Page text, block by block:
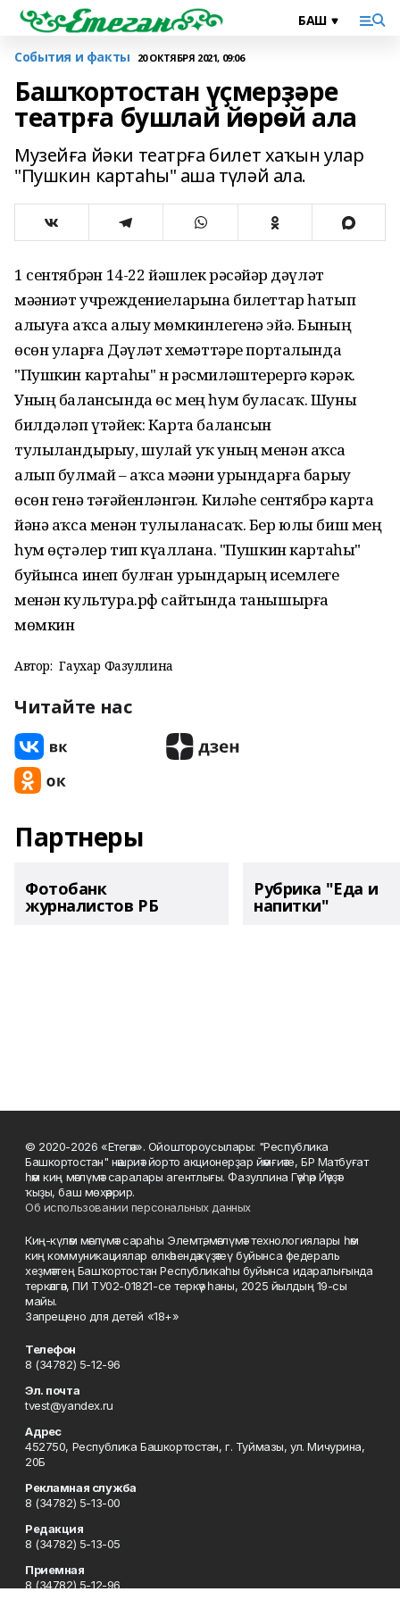
События и факты 20 ОКТЯБРЯ 2021, 09:06
Башҡортостан үҫмерҙәре
театрға бушлай йөрөй ала
Музейға йәки театрға билет хаҡын улар
"Пушкин картаһы" аша түләй ала.
1 сентябрҙән 14-22 йәшлек рәсәйҙәр дәүләт
мәҙәниәт учреждениеларына билеттар һатып
алыуға аҡса алыу мөмкинлегенә эйә. Бының
өсөн уларға Дәүләт хеҙмәттәре порталында
"Пушкин картаһы" н рәсмиләштерергә кәрәк.
Уның балансында өс мең һум буласаҡ. Шуны
билдәләп үтәйек: Карта балансын
тулыландырыу, шулай уҡ уның менән аҡса
алып булмай – аҡса мәҙәни урындарға барыу
өсөн генә тәғәйенләнгән. Киләһе сентябрҙә карта
йәнә аҡса менән тулыланасаҡ. Бер юлы биш мең
һум өҫтәлер тип күҙаллана. "Пушкин картаһы"
буйынса инеп булған урындарҙың исемлеге
менән культура.рф сайтында танышырға
мөмкин
Автор: Гаухар Фазуллина
Читайте нас
Партнеры
Фотобанк
журналистов РБ
Рубрика "Еда и
напитки"
© 2020-2026 «Етегән». Ойоштороусылары: "Республика
Башкортостан" нәшриәт йорто акционерҙар йәмғиәте, БР Матбуғат
һәм киң мәғлүмәт саралары агентлығы. Фазуллина Гәүһәр Йәүҙәт
ҡыҙы, баш мөхәррир.
Об использовании персональных данных
Киң-күләм мәғлүмәт сараһы Элемтә, мәғлүмәт технологиялары һәм
киң коммуникациялар өлкәһендә күҙәтеү буйынса федераль
хеҙмәттең Башҡортостан Республикаһы буйынса идаралығында
теркәлгән, ПИ ТУ02-01821-се теркәү һаны, 2025 йылдың 19-сы
майы.
Запрещено для детей «18+»
Телефон
8 (34782) 5-12-96
Эл. почта
tvest@yandex.ru
Адрес
452750, Республика Башкортостан, г. Туймазы, ул. Мичурина,
20Б
Рекламная служба
8 (34782) 5-13-00
Редакция
8 (34782) 5-13-05
Приемная
8 (34782) 5-12-96